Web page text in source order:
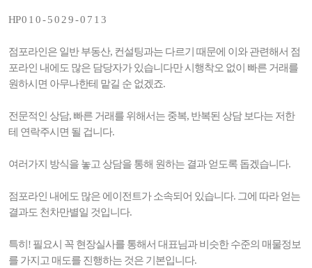
HP 0 1 0 - 5 0 2 9 - 0 7 1 3
점포라인은 일반 부동산, 컨설팅과는 다르기 때문에 이와 관련해서 점
포라인 내에도 많은 담당자가 있습니다만 시행착오 없이 빠른 거래를
원하시면 아무나한테 맡길 순 없겠죠.
전문적인 상담, 빠른 거래를 위해서는 중복, 반복된 상담 보다는 저한
테 연락주시면 될 겁니다.
여러가지 방식을 놓고 상담을 통해 원하는 결과 얻도록 돕겠습니다.
점포라인 내에도 많은 에이전트가 소속되어 있습니다. 그에 따라 얻는
결과도 천차만별일 것입니다.
특히! 필요시 꼭 현장실사를 통해서 대표님과 비슷한 수준의 매물정보
를 가지고 매도를 진행하는 것은 기본입니다.